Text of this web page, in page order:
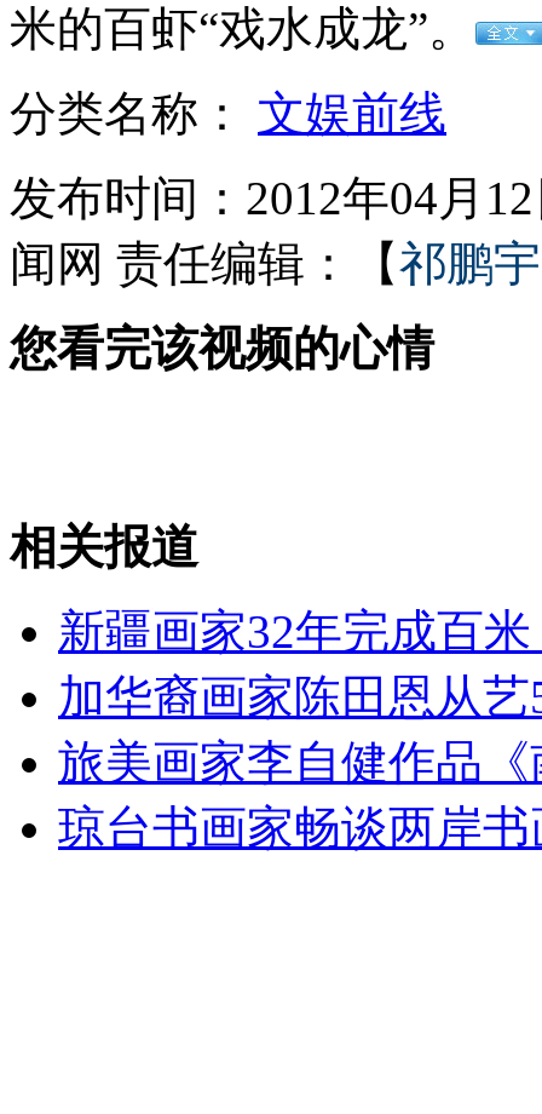
安徽萧县客货车相撞已致24人遇难 动画演示
实拍哈尔滨四月中旬飘下鹅毛大雪
山西运城恶犬咬伤多人 警民合力深夜将其击毙
外交部：反对强权政治霸凌主义
外交部：有关国家言论片面不公正
安徽一实载49人客车翻车
米的百虾“戏水成龙”。
分类名称： 文娱前线
发布时间：2012年04月
闻网 责任编辑：【祁鹏宇
您看完该视频的心情
相关报道
新疆画家32年完成百
加华裔画家陈田恩从
旅美画家李自健作品
琼台书画家畅谈两岸